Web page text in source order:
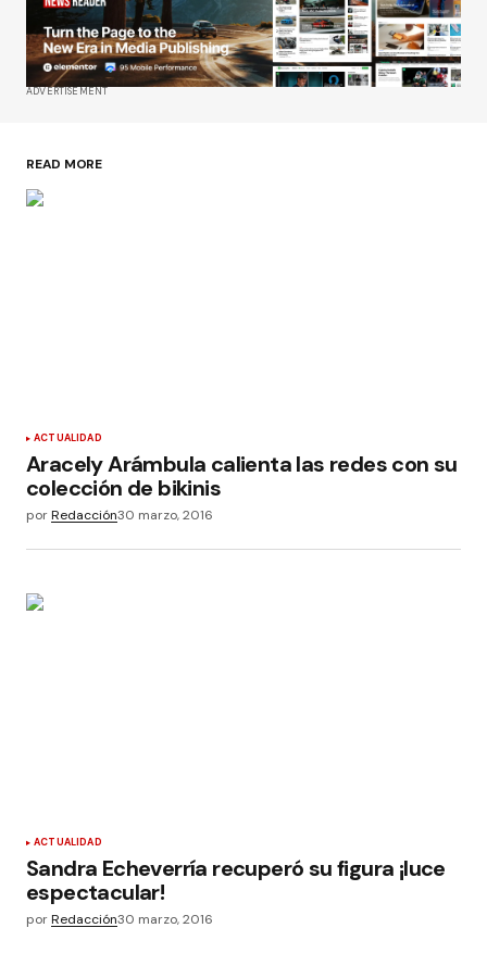
ADVERTISEMENT
READ MORE
ACTUALIDAD
Aracely Arámbula calienta las redes con su
colección de bikinis
porRedacción30 marzo, 2016
ACTUALIDAD
Sandra Echeverría recuperó su figura ¡luce
espectacular!
porRedacción30 marzo, 2016